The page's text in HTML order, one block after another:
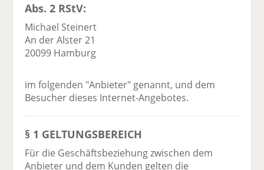
Abs. 2 RStV:
Michael Steinert
An der Alster 21
20099 Hamburg
im folgenden "Anbieter" genannt, und dem
Besucher dieses Internet-Angebotes.
§ 1 GELTUNGSBEREICH
Für die Geschäftsbeziehung zwischen dem
Anbieter und dem Kunden gelten die